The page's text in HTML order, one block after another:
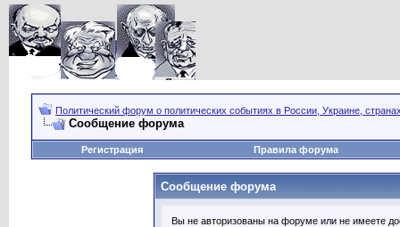
Политический форум о политических событиях в России, Украине,
Сообщение форума
Регистрация Правила форума
Сообщение форума
Вы не авторизованы на форуме или не имеете